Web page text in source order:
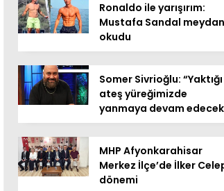
Ronaldo ile yarışırım:
Mustafa Sandal meydan
okudu
Somer Sivrioğlu: “Yaktığı
ateş yüreğimizde
yanmaya devam
MHP Afyonkarahisar
Merkez İlçe’de İlker
dönemi